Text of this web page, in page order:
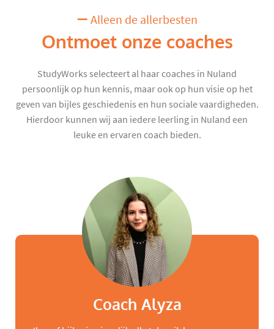
Alleen de allerbesten
Ontmoet onze coaches
StudyWorks selecteert al haar coaches in Nuland
persoonlijk op hun kennis, maar ook op hun visie op het
geven van bijles geschiedenis en hun sociale vaardigheden.
Hierdoor kunnen wij aan iedere leerling in Nuland een
leuke en ervaren coach bieden.
Coach Alyza